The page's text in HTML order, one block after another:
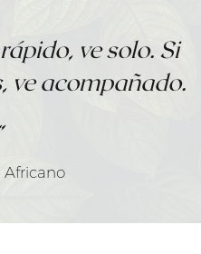
ve solo. Si
ve acompañado.
Africano